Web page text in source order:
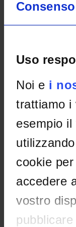
Consenso
Uso
Noi e i
trattiamo i
esempio il
cookie
accedere
vostro
geometry and
STUDYING
COURSES
PHD
Contacts
People